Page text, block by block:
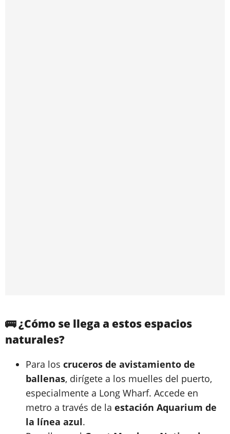
🚌 ¿Cómo se llega a estos espacios
naturales?
Para los cruceros de avistamiento de
ballenas, dirígete a los muelles del puerto,
especialmente a Long Wharf. Accede en
metro a través de la estación Aquarium de
la línea azul.